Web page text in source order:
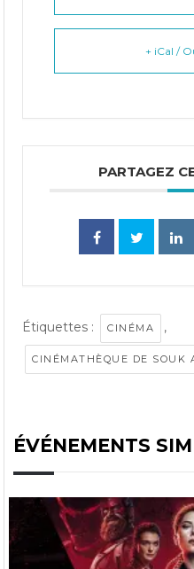
+ iCal /
PARTAGEZ
Étiquettes : CINÉMA ,
CINÉMATHÈQUE DE SOUK
ÉVÉNEMENTS